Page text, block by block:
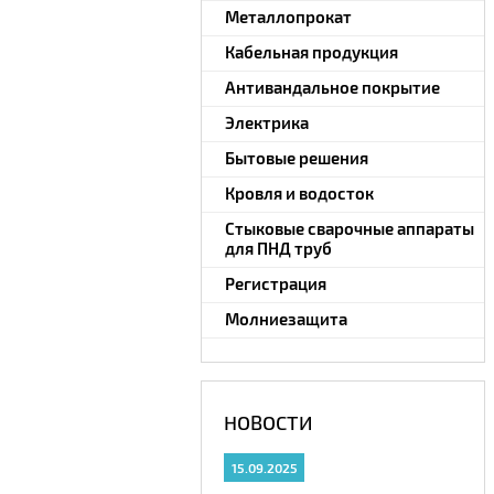
Металлопрокат
Кабельная продукция
Антивандальное покрытие
Электрика
Бытовые решения
Кровля и водосток
Стыковые сварочные аппараты
для ПНД труб
Регистрация
Молниезащита
НОВОСТИ
15.09.2025